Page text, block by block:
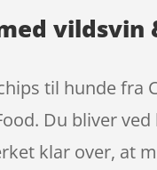
vildsvin
til hunde fra
Du bliver
klar over, at